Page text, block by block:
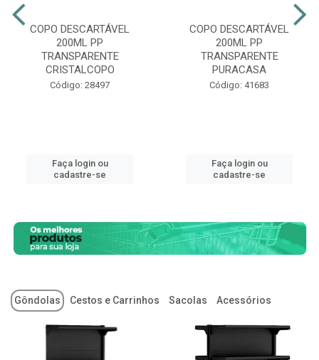
COPO DESCARTÁVEL
200ML PP
TRANSPARENTE
CRISTALCOPO
Código: 28497
Faça login ou
cadastre-se
COPO DESCARTÁVEL
200ML PP
TRANSPARENTE
PURACASA
Código: 41683
Faça login ou
cadastre-se
Gôndolas Cestos e Carrinhos Sacolas Acessórios